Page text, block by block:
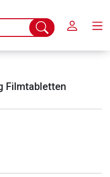
Suche
abschicken
Filmtabletten